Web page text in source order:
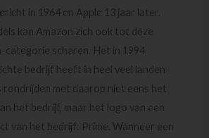
in 1964 en Apple 13 jaar later.
kan Amazon zich ook tot deze
categorie scharen. Het in 1994
bedrijf heeft in heel veel landen
rondrijden met daarop niet eens het
het bedrijf, maar het logo van een
van het bedrijf: Prime. Wanneer een